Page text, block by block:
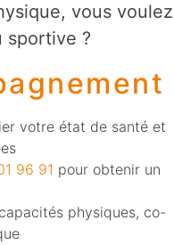
vous voulez
sportive ?
votre état de santé et
96 91 pour obtenir un
physiques, co-